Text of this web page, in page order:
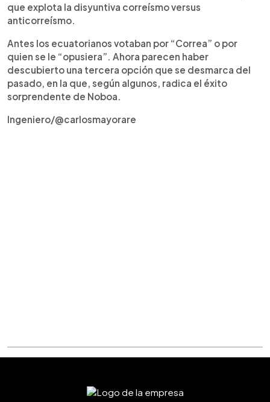
que explota la disyuntiva correísmo versus
anticorreísmo.
Antes los ecuatorianos votaban por “Correa” o por
quien se le “opusiera”. Ahora parecen haber
descubierto una tercera opción que se desmarca del
pasado, en la que, según algunos, radica el éxito
sorprendente de Noboa.
Ingeniero/@carlosmayorare